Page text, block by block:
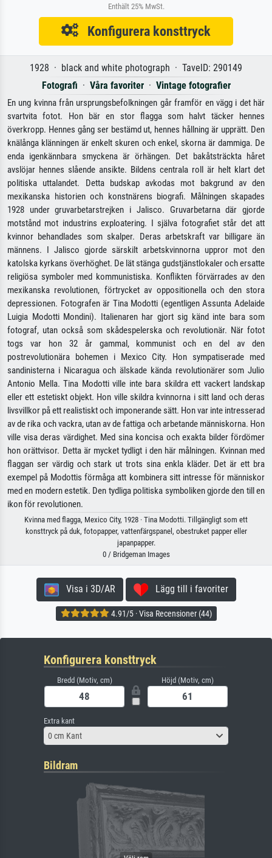
Enthält 25% MwSt.
Konfigurera konsttryck
1928 · black and white photograph · TavelD: 290149
Fotografi · Våra favoriter· Vintage fotografier
En ung kvinna från ursprungsbefolkningen går framför en vägg i det här
svartvita fotot. Hon bär en stor flagga som halvt täcker hennes
överkropp. Hennes gång ser bestämd ut, hennes hållning är upprätt. Den
knälånga klänningen är enkelt skuren och enkel, skorna är dammiga. De
enda igenkännbara smyckena är örhängen. Det bakåtsträckta håret
avslöjar hennes slående ansikte. Bildens centrala roll är helt klart det
politiska uttalandet. Detta budskap avkodas mot bakgrund av den
mexikanska historien och konstnärens biografi. Målningen skapades
1928 under gruvarbetarstrejken i Jalisco. Gruvarbetarna där gjorde
motstånd mot industrins exploatering. I själva fotografiet står det att
kvinnor behandlades som skalper. Deras arbetskraft var billigare än
männens. I Jalisco gjorde särskilt arbetskvinnorna uppror mot den
katolska kyrkans överhöghet. De lät stänga gudstjänstlokaler och ersatte
religiösa symboler med kommunistiska. Konflikten förvärrades av den
mexikanska revolutionen, förtrycket av oppositionella och den stora
depressionen. Fotografen är Tina Modotti (egentligen Assunta Adelaide
Luigia Modotti Mondini). Italienaren har gjort sig känd inte bara som
fotograf, utan också som skådespelerska och revolutionär. När fotot
togs var hon 32 år gammal, kommunist och en del av den
postrevolutionära bohemen i Mexico City. Hon sympatiserade med
sandinisterna i Nicaragua och älskade kända revolutionärer som Julio
Antonio Mella. Tina Modotti ville inte bara skildra ett vackert landskap
eller ett estetiskt objekt. Hon ville skildra kvinnorna i sitt land och deras
livsvillkor på ett realistiskt och imponerande sätt. Hon var inte intresserad
av de rika och vackra, utan av de fattiga och arbetande människorna. Hon
ville visa deras värdighet. Med sina koncisa och exakta bilder fördömer
hon orättvisor. Detta är mycket tydligt i den här målningen. Kvinnan med
flaggan ser värdig och stark ut trots sina enkla kläder. Det är ett bra
exempel på Modottis förmåga att kombinera sitt intresse för människor
med en modern estetik. Den tydliga politiska symboliken gjorde den till en
ikon för revolutionen.
Kvinna med flagga, Mexico City, 1928 · Tina Modotti. Tillgängligt som ett
konsttryck på duk, fotopapper, vattenfärgspanel, obestruket papper eller
japanpapper.
0 / Bridgeman Images
Visa i 3D/AR Lägg till i favoriter
4.91/5 · Visa Recensioner (44)
Konfigurera konsttryck
Bredd (Motiv, cm) Höjd (Motiv, cm)
Extra kant
0 cm Kant
Bildram